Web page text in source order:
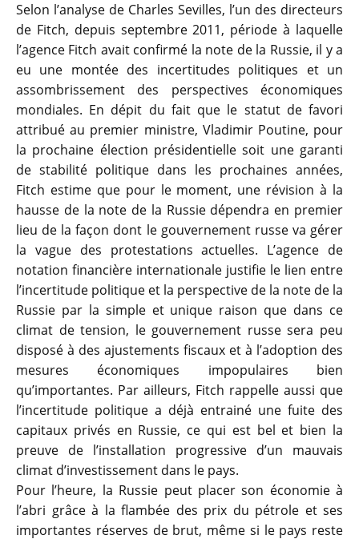
Selon l’analyse de Charles Sevilles, l’un des directeurs
de Fitch, depuis septembre 2011, période à laquelle
l’agence Fitch avait confirmé la note de la Russie, il y a
eu une montée des incertitudes politiques et un
assombrissement des perspectives économiques
mondiales. En dépit du fait que le statut de favori
attribué au premier ministre, Vladimir Poutine, pour
la prochaine élection présidentielle soit une garanti
de stabilité politique dans les prochaines années,
Fitch estime que pour le moment, une révision à la
hausse de la note de la Russie dépendra en premier
lieu de la façon dont le gouvernement russe va gérer
la vague des protestations actuelles. L’agence de
notation financière internationale justifie le lien entre
l’incertitude politique et la perspective de la note de la
Russie par la simple et unique raison que dans ce
climat de tension, le gouvernement russe sera peu
disposé à des ajustements fiscaux et à l’adoption des
mesures économiques impopulaires bien
qu’importantes. Par ailleurs, Fitch rappelle aussi que
l’incertitude politique a déjà entrainé une fuite des
capitaux privés en Russie, ce qui est bel et bien la
preuve de l’installation progressive d’un mauvais
climat d’investissement dans le pays.
Pour l’heure, la Russie peut placer son économie à
l’abri grâce à la flambée des prix du pétrole et ses
importantes réserves de brut, même si le pays reste